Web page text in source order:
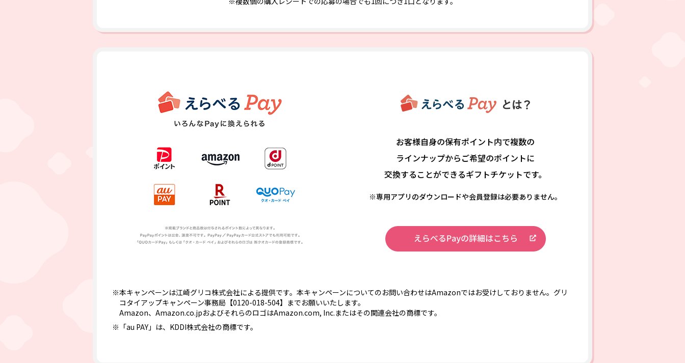
お客様自身の保有ポイント内で複数の
ラインナップからご希望のポイントに
交換することができるギフトチケットです。
※専用アプリのダウンロードや会員登録は必要ありません。
※本キャンペーンは江崎グリコ株式会社による提供です。本キャンペーンについてのお問い合わせはAmazonではお受けしておりません。グリ
コタイアップキャンペーン事務局【0120-018-504】までお願いいたします。
Amazon、Amazon.co.jpおよびそれらのロゴはAmazon.com, Inc.またはその関連会社の商標です。
※「au PAY」は、KDDI株式会社の商標です。